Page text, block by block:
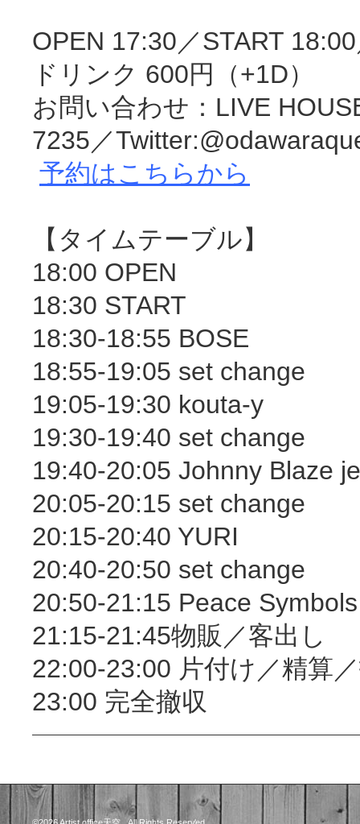
OPEN 17:30／START
ドリンク 600円（+1D）
お問い合わせ：LIVE
7235／
予約はこちらから
【タイムテーブル】
18:00 OPEN
18:30 START
18:30-18:55 BOSE
18:55-19:05 set change
19:05-19:30 kouta-y
19:30-19:40 set change
19:40-20:05 Johnny Blaze
20:05-20:15 set change
20:15-20:40 YURI
20:40-20:50 set change
20:50-21:15 Peace Symbols
21:15-21:45物販／客出し
22:00-23:00 片付け／精算
23:00 完全撤収